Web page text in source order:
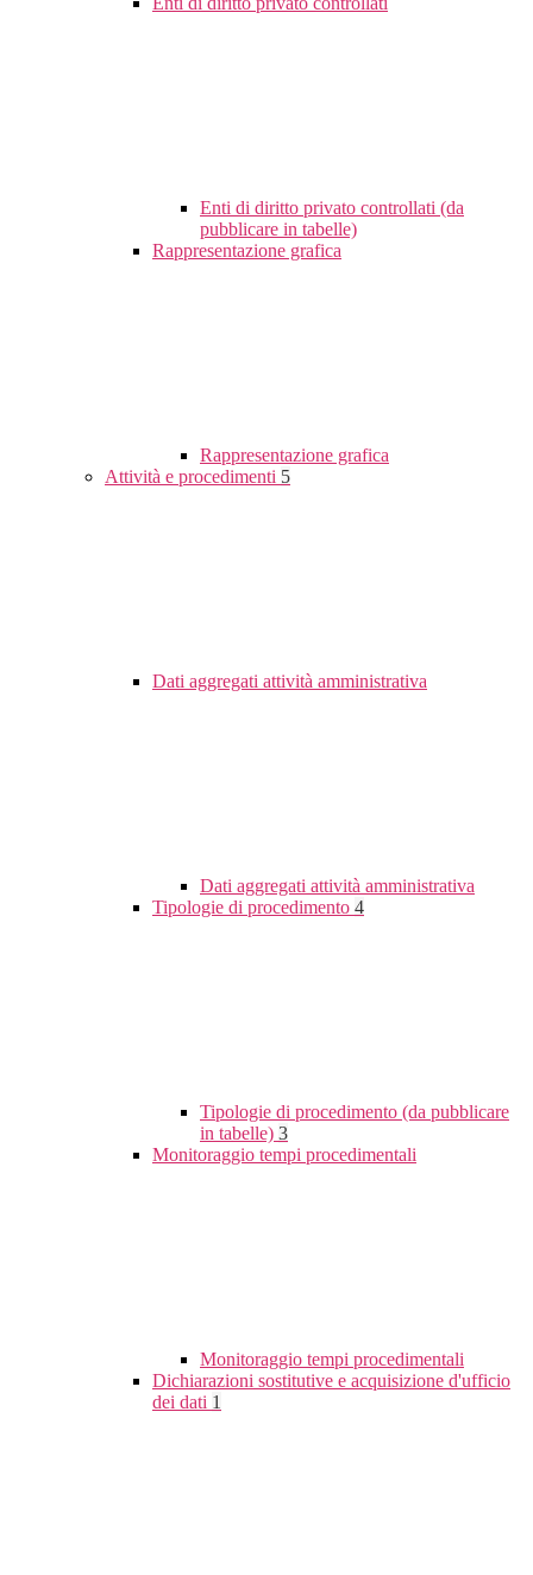
Enti di diritto privato controllati (da
pubblicare in tabelle)
Rappresentazione grafica
Rappresentazione grafica
Attività e procedimenti 5
Dati aggregati attività amministrativa
Dati aggregati attività amministrativa
Tipologie di procedimento 4
Tipologie di procedimento (da pubblicare
in tabelle) 3
Monitoraggio tempi procedimentali
Monitoraggio tempi procedimentali
Dichiarazioni sostitutive e acquisizione d'ufficio
dei dati 1